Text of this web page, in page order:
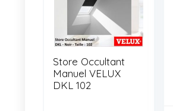
Store Occultant
Manuel VELUX
DKL 102